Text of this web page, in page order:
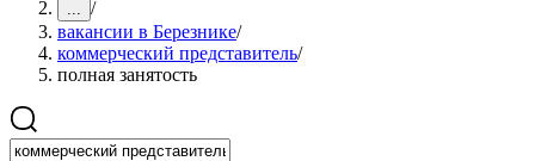
... /
вакансии в Березнике/
коммерческий представитель/
полная занятость